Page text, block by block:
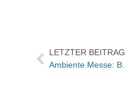
LETZTER BEITRAG
Ambiente Messe: Buchpremiere für „Open Air – Das Festival – und Camping-Kochbuch“